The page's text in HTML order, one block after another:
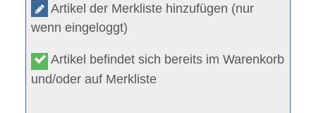
Artikel der Merkliste hinzufügen (nur
wenn eingeloggt)
Artikel befindet sich bereits im Warenkorb
und/oder auf Merkliste